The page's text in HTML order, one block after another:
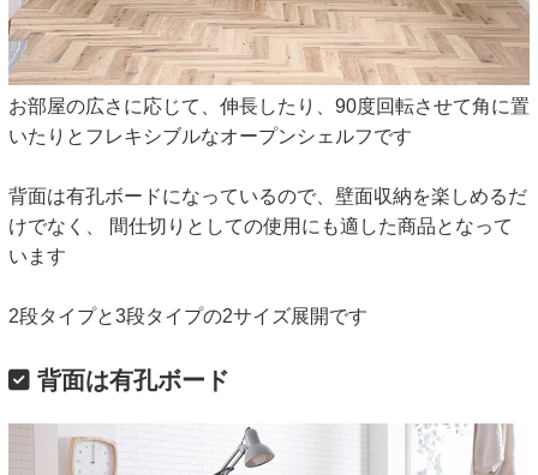
お部屋の広さに応じて、伸長したり、90度回転させて角に置
いたりとフレキシブルなオープンシェルフです
背面は有孔ボードになっているので、壁面収納を楽しめるだ
けでなく、 間仕切りとしての使用にも適した商品となって
います
2段タイプと3段タイプの2サイズ展開です
背面は有孔ボード